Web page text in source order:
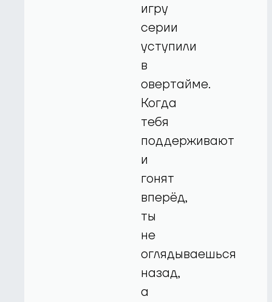
игру
серии
уступили
в
овертайме.
Когда
тебя
поддерживают
и
гонят
вперёд,
ты
не
оглядываешься
назад,
а